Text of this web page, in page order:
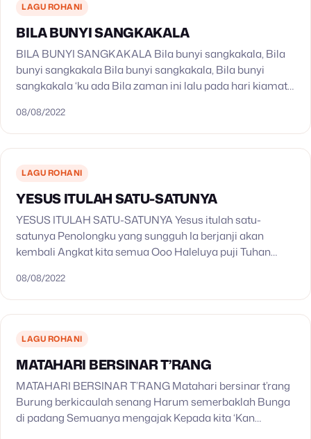
LAGU ROHANI
BILA BUNYI SANGKAKALA
BILA BUNYI SANGKAKALA Bila bunyi sangkakala, Bila
bunyi sangkakala Bila bunyi sangkakala, Bila bunyi
sangkakala ‘ku ada Bila zaman ini lalu pada hari kiamat
selamat…
08/08/2022
LAGU ROHANI
YESUS ITULAH SATU-SATUNYA
YESUS ITULAH SATU-SATUNYA Yesus itulah satu-
satunya Penolongku yang sungguh Ia berjanji akan
kembali Angkat kita semua Ooo Haleluya puji Tuhan
Upahmu besar di surga
08/08/2022
LAGU ROHANI
MATAHARI BERSINAR T’RANG
MATAHARI BERSINAR T’RANG Matahari bersinar t’rang
Burung berkicaulah senang Harum semerbaklah Bunga
di padang Semuanya mengajak Kepada kita ‘Kan